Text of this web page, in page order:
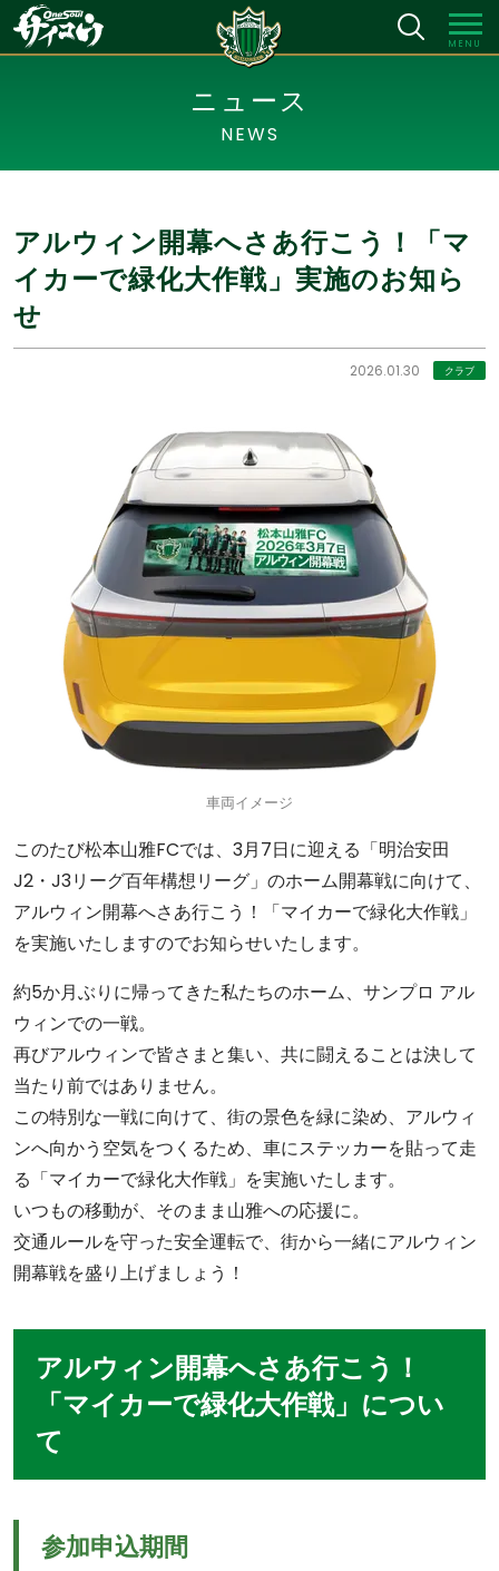
MENU
ニュース
NEWS
アルウィン開幕へさあ行こう！「マ
イカーで緑化大作戦」実施のお知ら
せ
2026.01.30 クラブ
車両イメージ
このたび松本山雅FCでは、3月7日に迎える「明治安田
J2・J3リーグ百年構想リーグ」のホーム開幕戦に向けて、
アルウィン開幕へさあ行こう！「マイカーで緑化大作戦」
を実施いたしますのでお知らせいたします。
約5か月ぶりに帰ってきた私たちのホーム、サンプロ アル
ウィンでの一戦。
再びアルウィンで皆さまと集い、共に闘えることは決して
当たり前ではありません。
この特別な一戦に向けて、街の景色を緑に染め、アルウィ
ンへ向かう空気をつくるため、車にステッカーを貼って走
る「マイカーで緑化大作戦」を実施いたします。
いつもの移動が、そのまま山雅への応援に。
交通ルールを守った安全運転で、街から一緒にアルウィン
開幕戦を盛り上げましょう！
アルウィン開幕へさあ行こう！
「マイカーで緑化大作戦」につい
て
参加申込期間